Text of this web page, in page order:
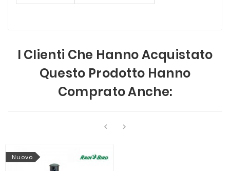
I Clienti Che Hanno Acquistato
Questo Prodotto Hanno
Comprato Anche:
 
Nuovo